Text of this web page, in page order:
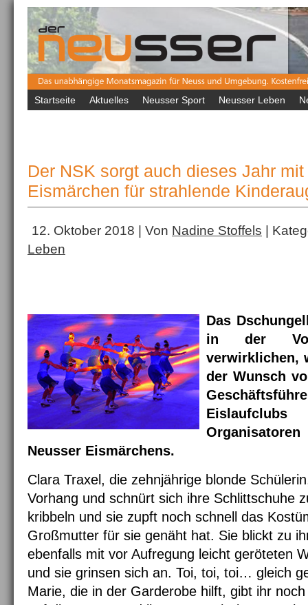
Startseite Aktuelles Neusser Sport Neusser Leben
Der NSK sorgt auch dieses Jahr
Eismärchen für strahlende
12. Oktober 2018 | Von Nadine Stoffels |
Leben
Das
in der
verwirklichen,
der Wunsch
Neusser Eismärchens.
Clara Traxel, die zehnjährige blonde
Vorhang und schnürt sich ihre Schlittschuhe
kribbeln und sie zupft noch schnell das
Großmutter für sie genäht hat. Sie blickt zu
ebenfalls mit vor Aufregung leicht geröteten
und sie grinsen sich an. Toi, toi, toi… gleich
Marie, die in der Garderobe hilft, gibt ihr